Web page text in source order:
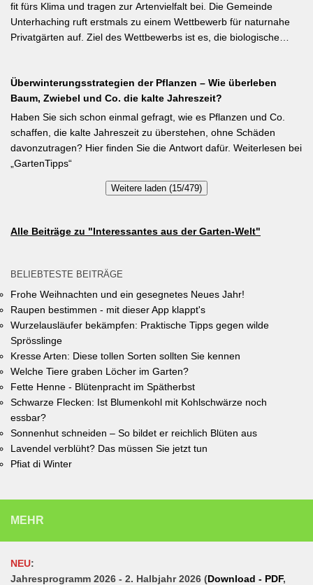
möglich. Samen über Nacht wässern, 5–6 cm tief setzen,
Pflanzabstand 50 cm. Als Mittelzehrer brauchen Stangenbohnen
im Gegensatz zu Buschbohnen eine moderierte Düngung
der Luft binden – Vorfrucht-Wirkung für das nächste Gartenjahr.
fit fürs Klima und tragen zur Artenvielfalt bei. Die Gemeinde
Unterhaching ruft erstmals zu einem Wettbewerb für naturnahe
Privatgärten auf. Ziel des Wettbewerbs ist es, die biologische
Verbesserung des Ortsklimas zu leisten. Warum? Entsiegelte
Flächen helfen… Hitze zu reduzieren Regenwasser besser zu
speichern und das Wohnumfeld insgesamt lebenswerter zu
gestalten. Insgesamt drei Gärten werden prämiert. Insgesamt drei
gleichwertige Sieger werden durch eine Expertenjury, bestehend
aus Vertretern der Gemeinde Unterhaching sowie des
gewinnen gibt es jeweils einen Gutschein von Pflanzen-Kölle
das Anmeldeformular siehe auf den Seiten der Gemeinde
Überwinterungsstrategien der Pflanzen – Wie überleben
Baum, Zwiebel und Co. die kalte Jahreszeit?
Haben Sie sich schon einmal gefragt, wie es Pflanzen und Co.
schaffen, die kalte Jahreszeit zu überstehen, ohne Schäden
davonzutragen? Hier finden Sie die Antwort dafür. Weiterlesen bei
„GartenTipps“
Weitere laden (15/479)
Alle Beiträge zu "Interessantes aus der Garten-Welt"
BELIEBTESTE BEITRÄGE
Frohe Weihnachten und ein gesegnetes Neues Jahr!
Raupen bestimmen - mit dieser App klappt's
Wurzelausläufer bekämpfen: Praktische Tipps gegen wilde
Sprösslinge
Kresse Arten: Diese tollen Sorten sollten Sie kennen
Welche Tiere graben Löcher im Garten?
Fette Henne - Blütenpracht im Spätherbst
Schwarze Flecken: Ist Blumenkohl mit Kohlschwärze noch
essbar?
Sonnenhut schneiden – So bildet er reichlich Blüten aus
Lavendel verblüht? Das müssen Sie jetzt tun
Pfiat di Winter
MEHR
NEU:
Jahresprogramm 2026 - 2. Halbjahr 2026 (Download - PDF,